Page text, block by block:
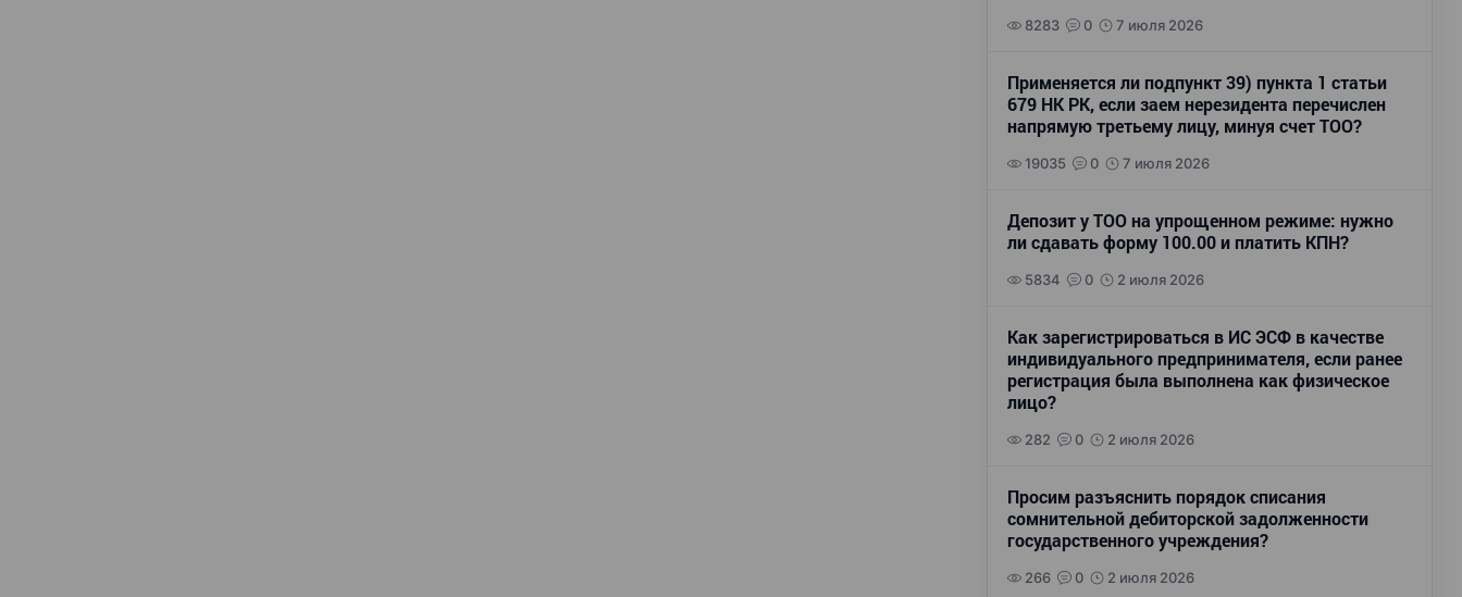
8283 0 7 июля 2026
Применяется ли подпункт 39) пункта 1 статьи
679 НК РК, если заем нерезидента перечислен
напрямую третьему лицу, минуя счет ТОО?
19035 0 7 июля 2026
Депозит у ТОО на упрощенном режиме: нужно
ли сдавать форму 100.00 и платить КПН?
5834 0 2 июля 2026
Как зарегистрироваться в ИС ЭСФ в качестве
индивидуального предпринимателя, если ранее
регистрация была выполнена как физическое
лицо?
282 0 2 июля 2026
Просим разъяснить порядок списания
сомнительной дебиторской задолженности
государственного учреждения?
266 0 2 июля 2026